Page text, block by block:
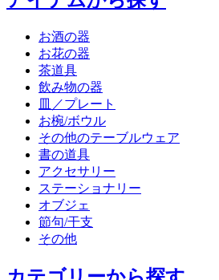
お酒の器
お花の器
茶道具
飲み物の器
皿／プレート
お椀/ボウル
その他のテーブルウェア
書の道具
アクセサリー
ステーショナリー
オブジェ
節句/干支
その他